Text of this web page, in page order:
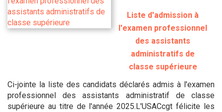
Liste d'admission à
l'examen professionnel
des assistants
administratifs de
classe supérieure
Ci-jointe la liste des candidats déclarés admis à l'examen
professionnel des assistants administratif de classe
supérieure au titre de l'année 2025.L'USACcgt félicite les